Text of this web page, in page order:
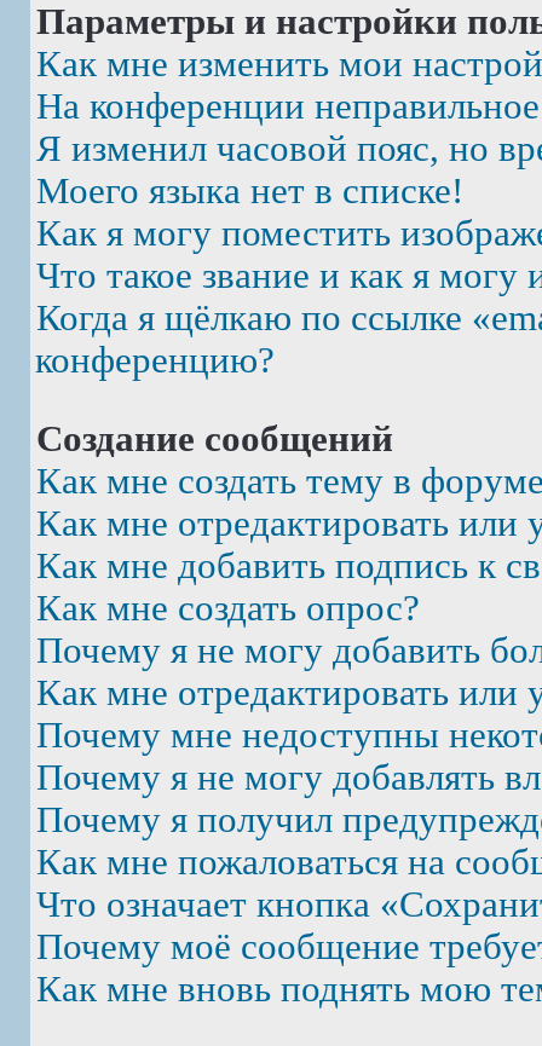
Параметры и настройки
Как мне изменить мои
На конференции
Я изменил часовой пояс, но
Моего языка нет в списке!
Как я могу поместить
Что такое звание и как я могу
Когда я щёлкаю по ссылке
конференцию?
Создание сообщений
Как мне создать тему в
Как мне отредактировать или
Как мне добавить подпись к
Как мне создать опрос?
Почему я не могу добавить
Как мне отредактировать или
Почему мне недоступны
Почему я не могу добавлять
Почему я получил
Как мне пожаловаться на
Что означает кнопка
Почему моё сообщение
Как мне вновь поднять мою